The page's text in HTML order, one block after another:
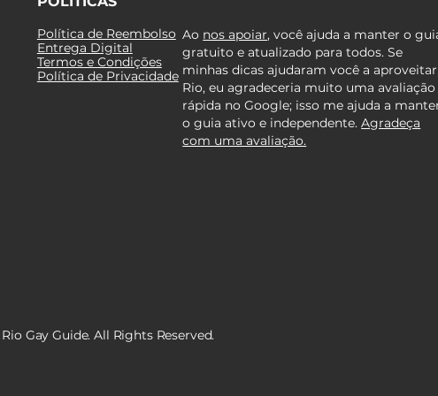
Política de Reembolso
Entrega Digital
Termos e Condições
Política de Privacidade
Gay Guide. All Rights Reserved.
Ao nos apoiar, você ajuda a manter o
gratuito e atualizado para todos. Se
minhas dicas ajudaram você a
Rio, eu agradeceria muito uma avaliação
rápida no Google; isso me ajuda a
o guia ativo e independente.Agradeça
com uma avaliação.